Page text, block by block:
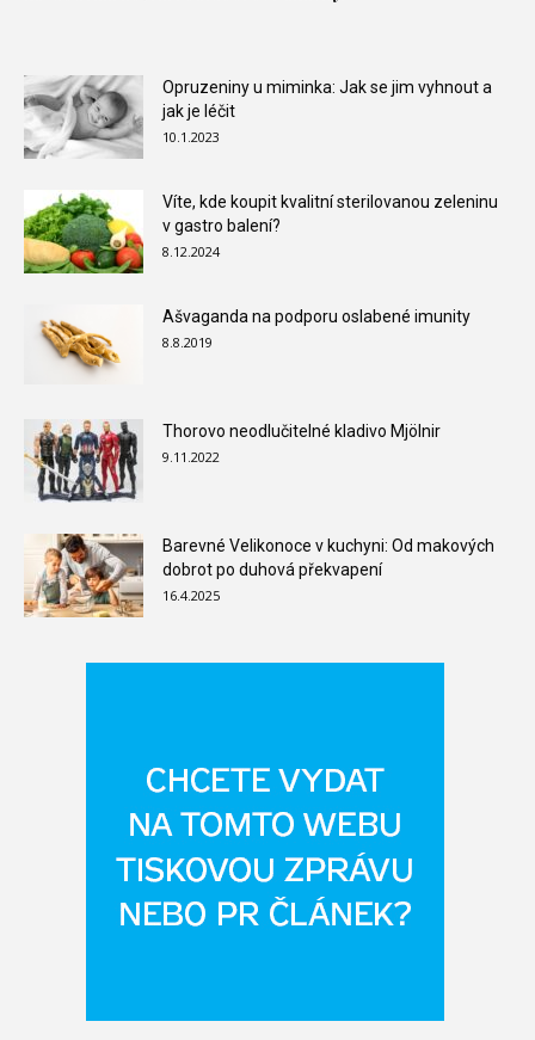
Opruzeniny u miminka: Jak se jim vyhnout a
jak je léčit
10.1.2023
Víte, kde koupit kvalitní sterilovanou zeleninu
v gastro balení?
8.12.2024
Ašvaganda na podporu oslabené imunity
8.8.2019
Thorovo neodlučitelné kladivo Mjölnir
9.11.2022
Barevné Velikonoce v kuchyni: Od makových
dobrot po duhová překvapení
16.4.2025